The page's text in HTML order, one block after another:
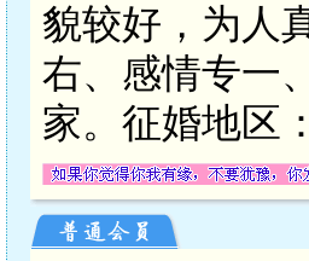
貌较好，为人
右、感情专一
家。征婚地区